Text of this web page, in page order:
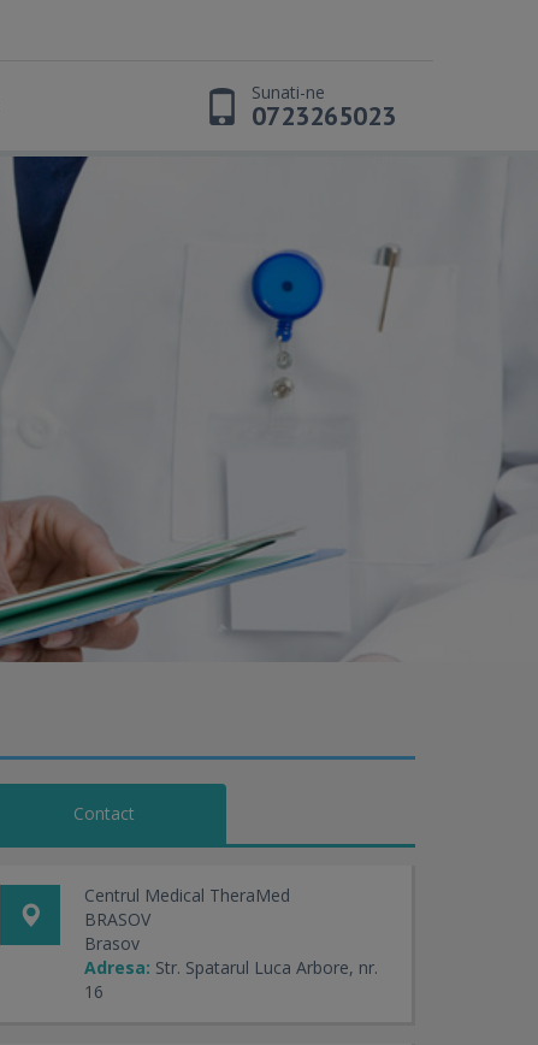
Sunati-ne
0723265023
Contact
Centrul Medical TheraMed
BRASOV
Brasov
Adresa: Str. Spatarul Luca Arbore, nr.
16